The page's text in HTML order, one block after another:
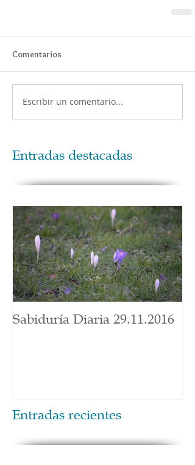
Comentarios
Escribir un comentario...
Entradas destacadas
Sabiduría Diaria 29.11.2016
Entradas recientes